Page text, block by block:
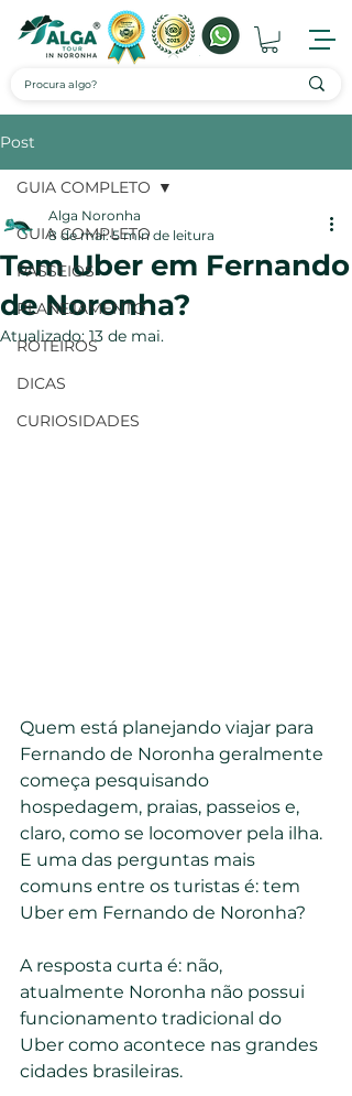
Post
GUIA COMPLETO
PASSEIOS
PLANEJAMENTO
ROTEIROS
DICAS
CURIOSIDADES
GUIA COMPLETO
Tem Uber em Fernando
de Noronha?
Alga Noronha
8 de mai. 5 min de leitura
Atualizado: 13 de mai.
Quem está planejando viajar para
Fernando de Noronha geralmente
começa pesquisando
hospedagem, praias, passeios e,
claro, como se locomover pela ilha.
E uma das perguntas mais
comuns entre os turistas é: tem
Uber em Fernando de Noronha?
A resposta curta é: não,
atualmente Noronha não possui
funcionamento tradicional do
Uber como acontece nas grandes
cidades brasileiras.